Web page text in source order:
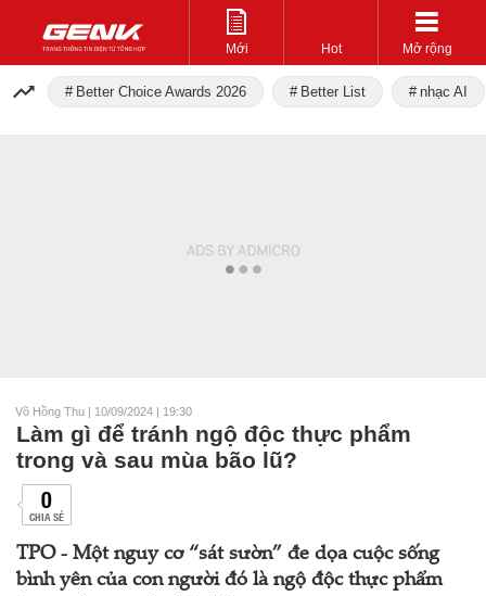
Mới Hot Mở rộng
Better Choice Awards 2026 Better List nhạc AI
Võ Hồng Thu | 10/09/2024 | 19:30
Làm gì để tránh ngộ độc thực phẩm
trong và sau mùa bão lũ?
0
CHIA SẺ
TPO - Một nguy cơ “sát sườn” đe dọa cuộc sống
bình yên của con người đó là ngộ độc thực phẩm